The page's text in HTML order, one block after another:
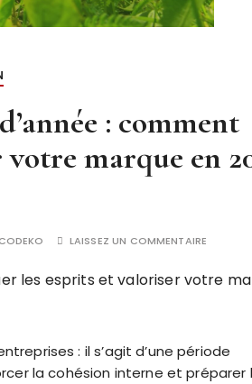
: comment
marque en
LAISSEZ UN COMMENTAIRE
: il s’agit d’une période
la cohésion interne et préparer